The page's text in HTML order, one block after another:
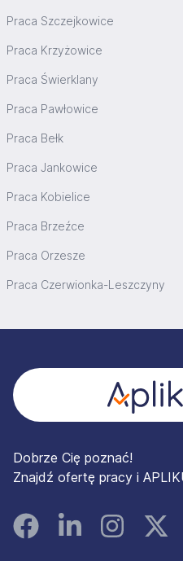
Praca Szczejkowice
Praca Krzyżowice
Praca Świerklany
Praca Pawłowice
Praca Bełk
Praca Jankowice
Praca Kobielice
Praca Brzeźce
Praca Orzesze
Praca Czerwionka-Leszczyny
Dobrze Cię poznać!
Znajdź ofertę pracy i
FacebookLinked InInstagram